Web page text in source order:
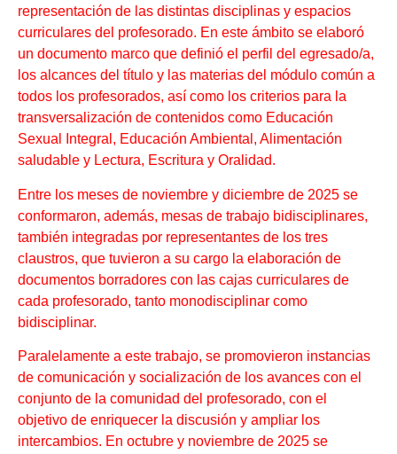
representación de las distintas disciplinas y espacios
curriculares del profesorado. En este ámbito se elaboró
un documento marco que definió el perfil del egresado/a,
los alcances del título y las materias del módulo común a
todos los profesorados, así como los criterios para la
transversalización de contenidos como Educación
Sexual Integral, Educación Ambiental, Alimentación
saludable y Lectura, Escritura y Oralidad.
Entre los meses de noviembre y diciembre de 2025 se
conformaron, además, mesas de trabajo bidisciplinares,
también integradas por representantes de los tres
claustros, que tuvieron a su cargo la elaboración de
documentos borradores con las cajas curriculares de
cada profesorado, tanto monodisciplinar como
bidisciplinar.
Paralelamente a este trabajo, se promovieron instancias
de comunicación y socialización de los avances con el
conjunto de la comunidad del profesorado, con el
objetivo de enriquecer la discusión y ampliar los
intercambios. En octubre y noviembre de 2025 se